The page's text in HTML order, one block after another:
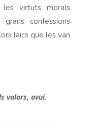
virtuts morals
confessions
laics que les van
valors, avui.